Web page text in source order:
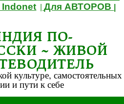
|Для АВТОРОВ
ПО-
~ ЖИВОЙ
культуре, самостоятельных
и пути к себе